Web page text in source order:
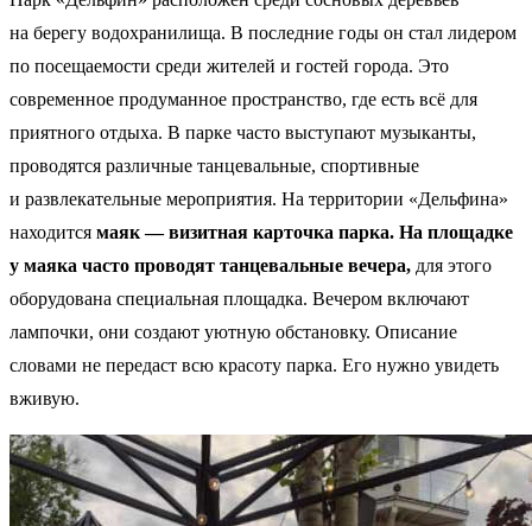
на берегу водохранилища. В последние годы он стал лидером
по посещаемости среди жителей и гостей города. Это
современное продуманное пространство, где есть всё для
приятного отдыха. В парке часто выступают музыканты,
проводятся различные танцевальные, спортивные
и развлекательные мероприятия. На территории «Дельфина»
находится маяк — визитная карточка парка. На площадке
у маяка часто проводят танцевальные вечера, для этого
оборудована специальная площадка. Вечером включают
лампочки, они создают уютную обстановку. Описание
словами не передаст всю красоту парка. Его нужно увидеть
вживую.